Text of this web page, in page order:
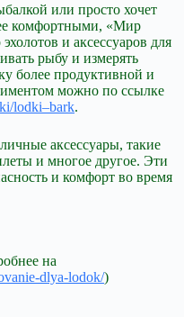
или просто хочет
комфортными, «Мир
и аксессуаров для
рыбу и измерять
более продуктивной и
можно по ссылке
lodki–bark.
аксессуары, такие
и многое другое. Эти
и комфорт во время
на
dlya-lodok/)